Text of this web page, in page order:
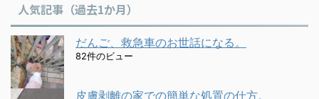
人気記事（過去1か月）
だんご、救急車のお世話になる。
82件のビュー
皮膚剥離の家での簡単な処置の仕方。